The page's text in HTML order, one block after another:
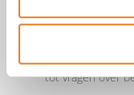
Lees altijd onze
tot vragen over